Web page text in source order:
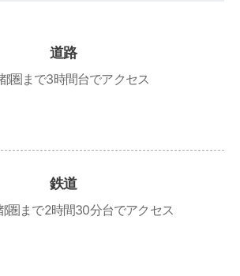
道路
圏まで3時間台でアクセス
鉄道
圏まで2時間30分台でアクセス